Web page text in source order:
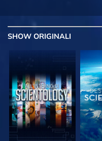
SHOW ORIGINALI